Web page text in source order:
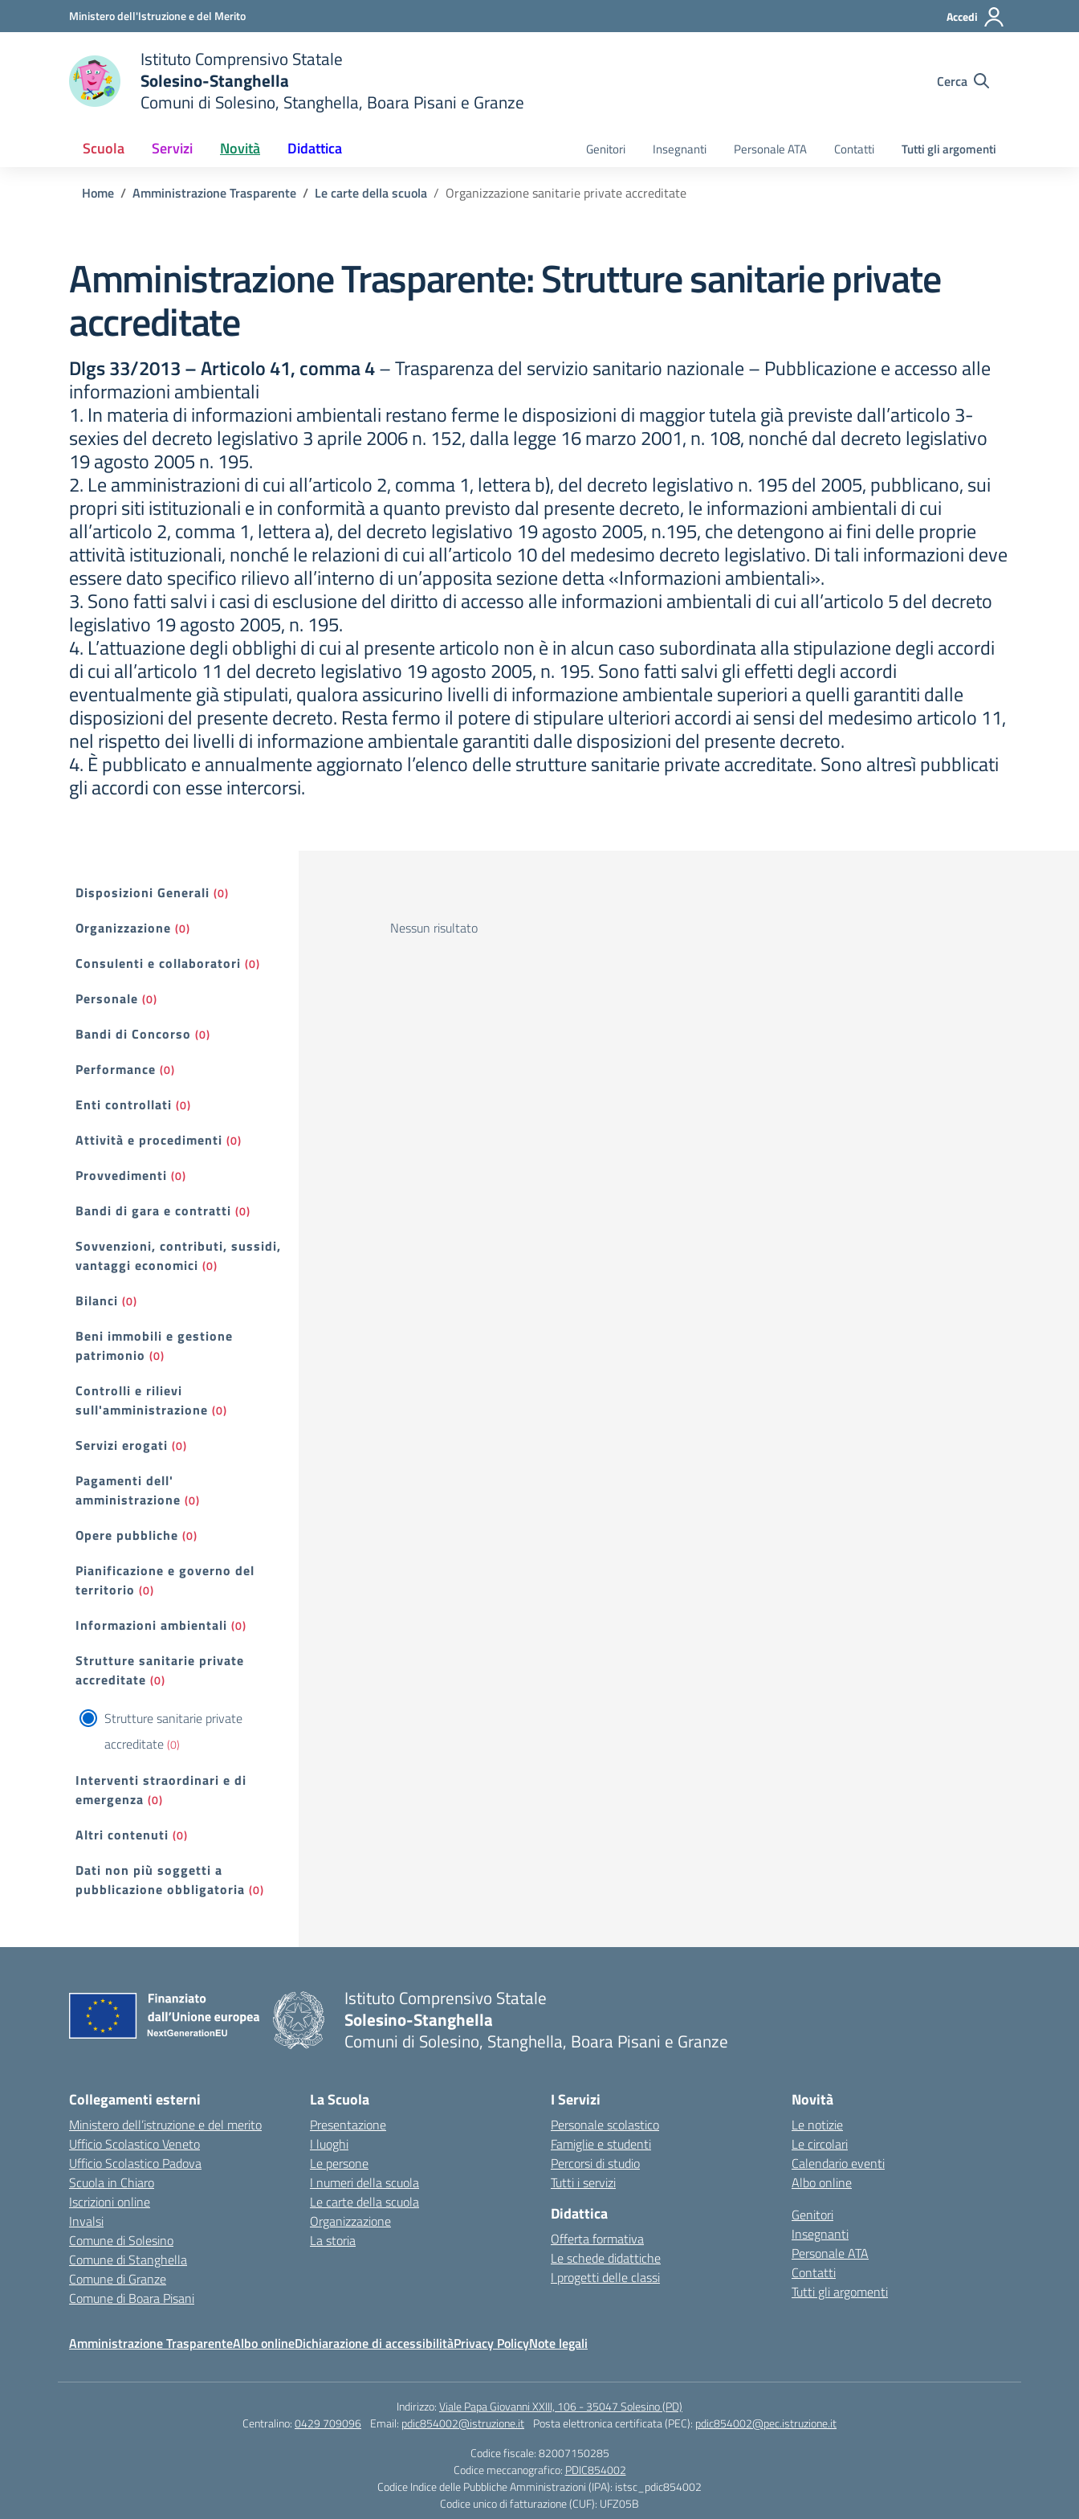
Vai ai contenuti
Vai al menu di navigazioneMinistero dell'Istruzione e del Merito Accedi
Istituto Comprensivo Statale
Solesino-Stanghella
Comuni di Solesino, Stanghella, Boara Pisani e Granze
Cerca
Scuola Servizi Novità Didattica Genitori Insegnanti Personale ATA Contatti Tutti gli argomenti
Home Amministrazione Trasparente Le carte della scuola Organizzazione sanitarie private accreditate
Amministrazione Trasparente:Strutture sanitarie private
accreditate
Dlgs 33/2013 – Articolo 41, comma 4– Trasparenza del servizio sanitario nazionale – Pubblicazione e accesso alle
informazioni ambientali
1. In materia di informazioni ambientali restano ferme le disposizioni di maggior tutela già previste dall’articolo 3-
sexies del decreto legislativo 3 aprile 2006 n. 152, dalla legge 16 marzo 2001, n. 108, nonché dal decreto legislativo
19 agosto 2005 n. 195.
2. Le amministrazioni di cui all’articolo 2, comma 1, lettera b), del decreto legislativo n. 195 del 2005, pubblicano, sui
propri siti istituzionali e in conformità a quanto previsto dal presente decreto, le informazioni ambientali di cui
all’articolo 2, comma 1, lettera a), del decreto legislativo 19 agosto 2005, n.195, che detengono ai fini delle proprie
attività istituzionali, nonché le relazioni di cui all’articolo 10 del medesimo decreto legislativo. Di tali informazioni deve
essere dato specifico rilievo all’interno di un’apposita sezione detta «Informazioni ambientali».
3. Sono fatti salvi i casi di esclusione del diritto di accesso alle informazioni ambientali di cui all’articolo 5 del decreto
legislativo 19 agosto 2005, n. 195.
4. L’attuazione degli obblighi di cui al presente articolo non è in alcun caso subordinata alla stipulazione degli accordi
di cui all’articolo 11 del decreto legislativo 19 agosto 2005, n. 195. Sono fatti salvi gli effetti degli accordi
eventualmente già stipulati, qualora assicurino livelli di informazione ambientale superiori a quelli garantiti dalle
disposizioni del presente decreto. Resta fermo il potere di stipulare ulteriori accordi ai sensi del medesimo articolo 11,
nel rispetto dei livelli di informazione ambientale garantiti dalle disposizioni del presente decreto.
4. È pubblicato e annualmente aggiornato l’elenco delle strutture sanitarie private accreditate. Sono altresì pubblicati
gli accordi con esse intercorsi.
Filtri
Disposizioni Generali (0)
Organizzazione (0)
Consulenti e collaboratori (0)
Personale (0)
Bandi di Concorso (0)
Performance (0)
Enti controllati (0)
Attività e procedimenti (0)
Provvedimenti (0)
Bandi di gara e contratti (0)
Sovvenzioni, contributi, sussidi,
vantaggi economici (0)
Bilanci (0)
Beni immobili e gestione
patrimonio (0)
Controlli e rilievi
sull'amministrazione (0)
Servizi erogati (0)
Pagamenti dell'
amministrazione (0)
Opere pubbliche (0)
Pianificazione e governo del
territorio (0)
Informazioni ambientali (0)
Strutture sanitarie private
accreditate (0)
Strutture sanitarie private
accreditate(0)
Interventi straordinari e di
emergenza (0)
Altri contenuti (0)
Dati non più soggetti a
pubblicazione obbligatoria (0)
Nessun risultato
Istituto Comprensivo Statale
Solesino-Stanghella
Comuni di Solesino, Stanghella, Boara Pisani e Granze
Collegamenti esterni
Ministero dell’istruzione e del merito
Ufficio Scolastico Veneto
Ufficio Scolastico Padova
Scuola in Chiaro
Iscrizioni online
Invalsi
Comune di Solesino
Comune di Stanghella
Comune di Granze
Comune di Boara Pisani
La Scuola
Presentazione
I luoghi
Le persone
I numeri della scuola
Le carte della scuola
Organizzazione
La storia
I Servizi
Personale scolastico
Famiglie e studenti
Percorsi di studio
Tutti i servizi
Didattica
Offerta formativa
Le schede didattiche
I progetti delle classi
Novità
Le notizie
Le circolari
Calendario eventi
Albo online
Genitori
Insegnanti
Personale ATA
Contatti
Tutti gli argomenti
Amministrazione TrasparenteAlbo onlineDichiarazione di accessibilitàPrivacy PolicyNote legali
Indirizzo:Viale Papa Giovanni XXIII, 106 - 35047 Solesino (PD)
Centralino:0429 709096 Email: pdic854002@istruzione.it Posta elettronica certificata (PEC): pdic854002@pec.istruzione.it
Codice fiscale: 82007150285
Codice meccanografico: PDIC854002
Codice Indice delle Pubbliche Amministrazioni (IPA): istsc_pdic854002
Codice unico di fatturazione (CUF): UFZ05B